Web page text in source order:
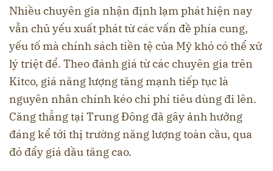
Nhiều chuyên gia nhận định lạm phát hiện nay
vẫn chủ yếu xuất phát từ các vấn đề phía cung,
yếu tố mà chính sách tiền tệ của Mỹ khó có thể xử
lý triệt để. Theo đánh giá từ các chuyên gia trên
Kitco , giá năng lượng tăng mạnh tiếp tục là
nguyên nhân chính kéo chi phí tiêu dùng đi lên.
Căng thẳng tại Trung Đông đã gây ảnh hưởng
đáng kể tới thị trường năng lượng toàn cầu, qua
đó đẩy giá dầu tăng cao.